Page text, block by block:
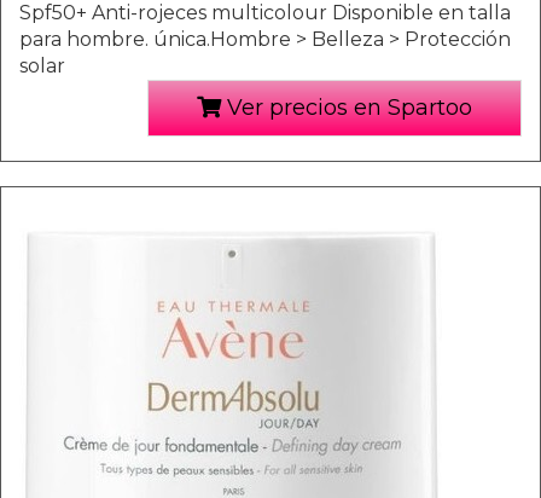
Spf50+ Anti-rojeces multicolour Disponible en talla
para hombre. única.Hombre > Belleza > Protección
solar
Ver precios en Spartoo